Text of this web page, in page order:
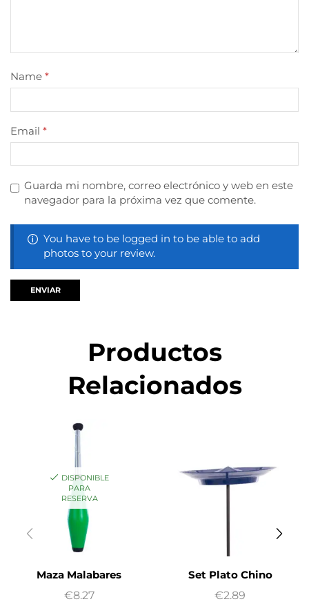
Name *
Email *
Guarda mi nombre, correo electrónico y web en este
navegador para la próxima vez que comente.
You have to be logged in to be able to add
photos to your review.
Productos
Relacionados
DISPONIBLE
PARA
RESERVA
Maza Malabares
€8.27
Set Plato Chino
€2.89